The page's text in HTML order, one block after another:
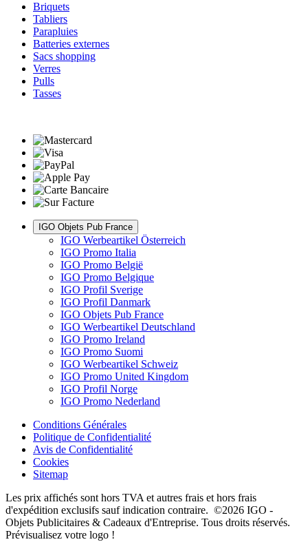
Briquets
Tabliers
Parapluies
Batteries externes
Sacs shopping
Verres
Pulls
Tasses
IGO Objets Pub France
IGO Werbeartikel Österreich
IGO Promo Italia
IGO Promo België
IGO Promo Belgique
IGO Profil Sverige
IGO Profil Danmark
IGO Objets Pub France
IGO Werbeartikel Deutschland
IGO Promo Ireland
IGO Promo Suomi
IGO Werbeartikel Schweiz
IGO Promo United Kingdom
IGO Profil Norge
IGO Promo Nederland
Conditions Générales
Politique de Confidentialité
Avis de Confidentialité
Cookies
Sitemap
Les prix affichés sont hors TVA et autres frais et hors frais
d'expédition exclusifs sauf indication contraire. ©2026 IGO -
Objets Publicitaires & Cadeaux d'Entreprise. Tous droits réservés.
Prévisualisez votre logo !